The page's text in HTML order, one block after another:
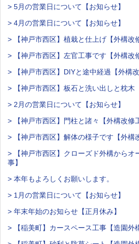
> 5月の営業日について【お知らせ】
> 4月の営業日について【お知らせ】
> 【神戸市西区】植栽と仕上げ【外構改
> 【神戸市西区】左官工事です【外構改
> 【神戸市西区】DIYと途中経過【外構
> 【神戸市西区】板石と洗い出しと枕木
> 2月の営業日について【お知らせ】
> 【神戸市西区】門柱と諸々【外構改修
> 【神戸市西区】解体の様子です【外構
> 【神戸市西区】クローズド外構からオ
事】
> 本年もよろしくお願いします。
> 1月の営業日について【お知らせ】
> 年末年始のお知らせ【正月休み】
> 【稲美町】カースペース工事【造園外